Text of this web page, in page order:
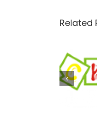
Related